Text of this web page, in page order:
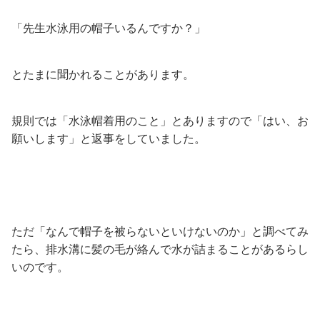
「先生水泳用の帽子いるんですか？」
とたまに聞かれることがあります。
規則では「水泳帽着用のこと」とありますので「はい、お
願いします」と返事をしていました。
ただ「なんで帽子を被らないといけないのか」と調べてみ
たら、排水溝に髪の毛が絡んで水が詰まることがあるらし
いのです。